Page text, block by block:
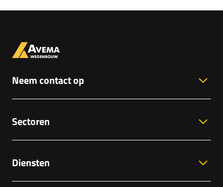
Neem contact op
Sectoren
Diensten